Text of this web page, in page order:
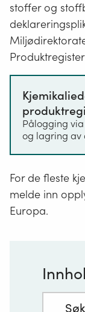
stoffer og
Pålogging
og lagring av
For de fleste
melde inn
Europa.
Søkefelt